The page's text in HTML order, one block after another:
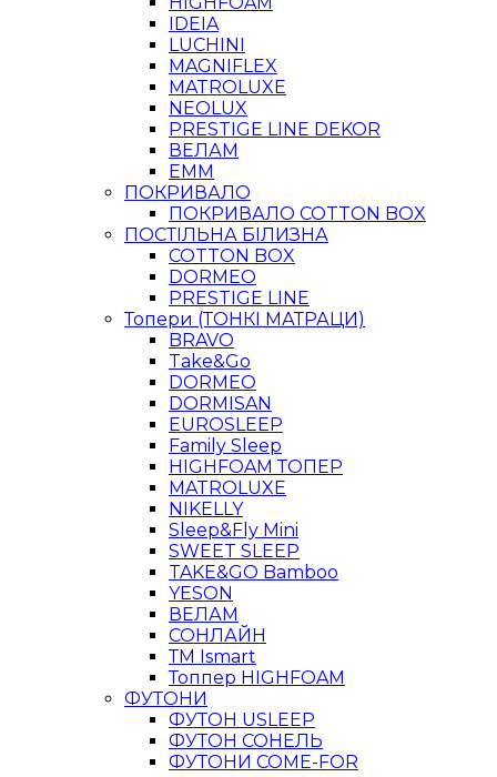
IDEIA
LUCHINI
MAGNIFLEX
MATROLUXE
NEOLUX
PRESTIGE LINE DEKOR
ВЕЛАМ
ЕММ
ПОКРИВАЛО
ПОКРИВАЛО COTTON BOX
ПОСТІЛЬНА БІЛИЗНА
COTTON BOX
DORMEO
PRESTIGE LINE
Топери (ТОНКІ МАТРАЦИ)
BRAVO
Take&Go
DORMEO
DORMISAN
EUROSLEEP
Family Sleep
HIGHFOAM ТОПЕР
MATROLUXE
NIKELLY
Sleep&Fly Mini
SWEET SLEEP
TAKE&GO Bamboo
YESON
ВЕЛАМ
СОНЛАЙН
ТМ Ismart
Топпер HIGHFOAM
ФУТОНИ
ФУТОН USLEEP
ФУТОН СОНЕЛЬ
ФУТОНИ COME-FOR